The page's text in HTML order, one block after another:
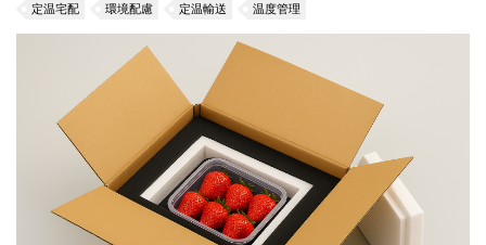
定温宅配 環境配慮 定温輸送 温度管理